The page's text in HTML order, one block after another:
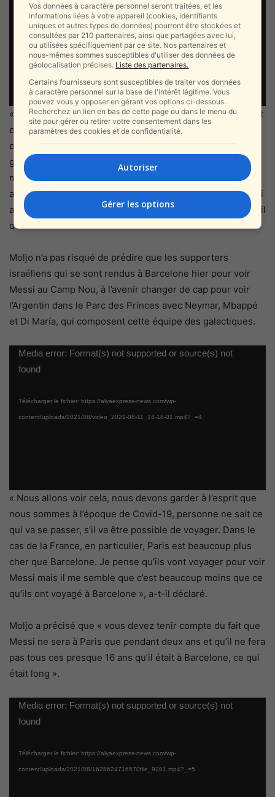
« De nombreux Israéliens, en particulier des garçons, sont
devenus des fans de Barcelone pour Messi, ils sont
devenus des fans de Messi et vous ne verrez aucun
garçon qui est revenu de Barcelone ici avec un autre
maillot, autre que le numéro 10 de Messi, ils n’ont pas
acheté d’autres maillots, pas Xavi, non Iniesta, pas Puyol ni
aucun des dirigeants de Barcelone, tout était Messi », a-t-il
déclaré.
Moljo n’a pas risqué de prédire que les supporters
israéliens qui se sont rendus à Barcelone hier pour voir
Messi au Camp Nou, à l’avenir changer de cap pour voir
l’Argentin dans le Parc des Princes avec Neymar, Mbappé
et Di María, qui composent cette équipe des galactiques.
Lecteur
vidéo
Media error: Format(s) not supported or source(s) not
found
Télécharger le fichier: https://alyaexpress-news.com/wp-
content/uploads/2021/08/video_2021-08-11_14-18-01.mp4?_=4
« Nous allons voir cela, nous devons garder à l’esprit que
nous sommes à l’époque de Covid-19, personne ne sait ce
qui va se passer, s’il va être possible de voyager. Dans le
cas de la France, en particulier, Paris est beaucoup plus
cher que Barcelone. Je pense qu’ils vont voyager pour voir
Messi mais il me semble que c’est beaucoup moins que ce
qu’ils ont voyagé à Barcelone », a-t-il déclaré.
Moljo a précisé que « vous devez tenir compte du fait que
Messi ne sera à Paris que pendant deux ans et qu’il ne fera
pas tous ces presque 16 ans qu’il était à Barcelone, ce qui
était long ».
Lecteur
vidéo
Media error: Format(s) not supported or source(s) not
found
Télécharger le fichier: https://alyaexpress-news.com/wp-
content/uploads/2021/08/1628624716570file_9281.mp4?_=5
Vos données à caractère personnel seront traitées, et les
informations liées à votre appareil (cookies, identifiants
uniques et autres types de données) pourront être stockées et
consultées par 210 partenaires, ainsi que partagées avec lui,
ou utilisées spécifiquement par ce site. Nos partenaires et
nous-mêmes sommes susceptibles d'utiliser des données de
géolocalisation précises. Liste des partenaires.
Certains fournisseurs sont susceptibles de traiter vos données
à caractère personnel sur la base de l'intérêt légitime. Vous
pouvez vous y opposer en gérant vos options ci-dessous.
Recherchez un lien en bas de cette page ou dans le menu du
site pour gérer ou retirer votre consentement dans les
paramètres des cookies et de confidentialité.
Autoriser
Gérer les options